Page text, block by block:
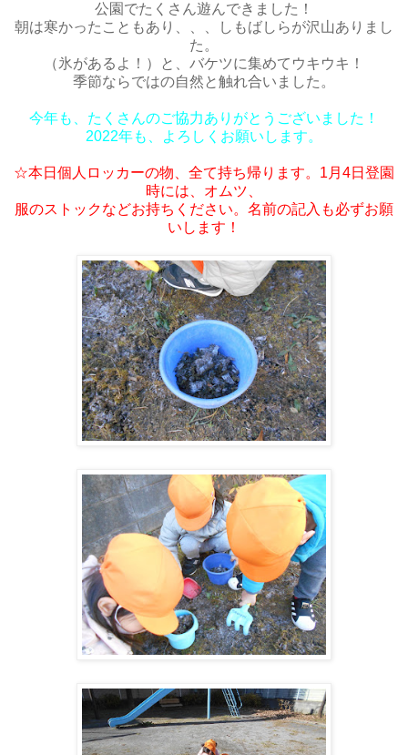
公園でたくさん遊んできました！
朝は寒かったこともあり、、、しもばしらが沢山ありまし
た。
（氷があるよ！）と、バケツに集めてウキウキ！
季節ならではの自然と触れ合いました。
今年も、たくさんのご協力ありがとうございました！
2022年も、よろしくお願いします。
☆本日個人ロッカーの物、全て持ち帰ります。1月4日登園
時には、オムツ、
服のストックなどお持ちください。名前の記入も必ずお願
いします！